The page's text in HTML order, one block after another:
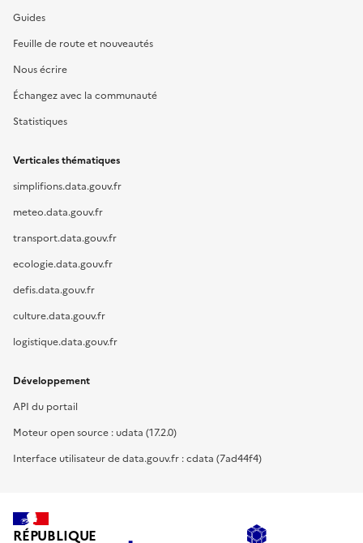
Guides
Feuille de route et nouveautés
Nous écrire
Échangez avec la communauté
Statistiques
Verticales thématiques
simplifions.data.gouv.fr
meteo.data.gouv.fr
transport.data.gouv.fr
ecologie.data.gouv.fr
defis.data.gouv.fr
culture.data.gouv.fr
logistique.data.gouv.fr
Développement
API du portail
Moteur open source : udata (17.2.0)
Interface utilisateur de data.gouv.fr : cdata (7ad44f4)
RÉPUBLIQUE